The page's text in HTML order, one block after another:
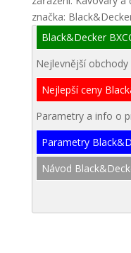
značka:
Black&Decker
Nejlevnější obchody
Nejlepší ceny
Parametry a info o
Parametry
Návod